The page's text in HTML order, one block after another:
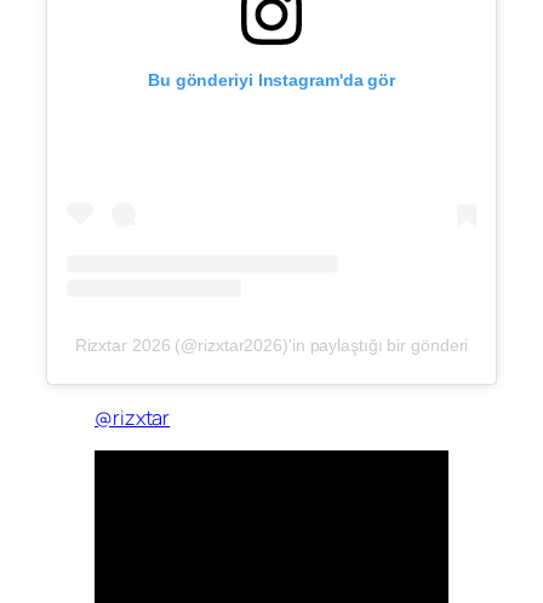
Bu gönderiyi Instagram'da gör
Rizxtar 2026 (@rizxtar2026)'in paylaştığı bir gönderi
@rizxtar